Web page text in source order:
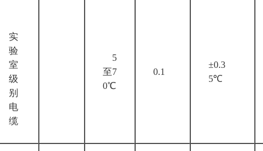
实
验
室
级
别
电
缆
5
至7
0℃
0.1
±0.3
5℃